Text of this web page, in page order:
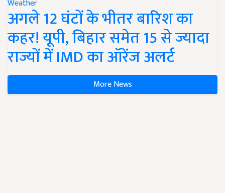
Weather
अगले 12 घंटों के भीतर बारिश का
कहर! यूपी, बिहार समेत 15 से ज्यादा
राज्यों में IMD का ऑरेंज अलर्ट
More News